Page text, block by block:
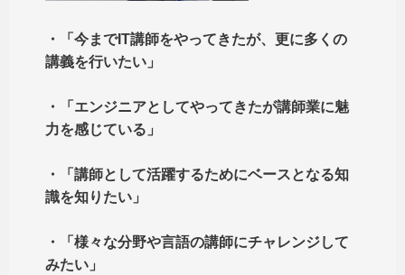
・「今までIT講師をやってきたが、更に多くの
講義を行いたい」
・「エンジニアとしてやってきたが講師業に魅
力を感じている」
・「講師として活躍するためにベースとなる知
識を知りたい」
・「様々な分野や言語の講師にチャレンジして
みたい」